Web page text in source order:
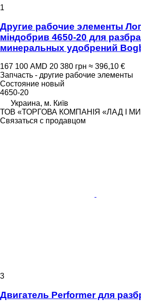
1
Другие рабочие элементы
міндобрив 4650-20 для
минеральных удобрений
167 100 AMD 20 380 грн ≈ 396,10 €
Запчасть - другие рабочие элементы
Состояние новый
4650-20
Украина, м. Київ
ТОВ «ТОРГОВА КОМПАНІЯ «ЛАД І
Связаться с продавцом
3
Двигатель Performer для